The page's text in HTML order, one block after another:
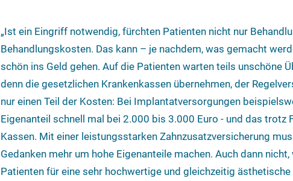
„Ist ein Eingriff notwendig, fürchten Patienten nicht nur
Behandlungskosten. Das kann – je nachdem, was gemacht
schön ins Geld gehen. Auf die Patienten warten teils unschöne
denn die gesetzlichen Krankenkassen übernehmen, der
nur einen Teil der Kosten: Bei Implantatversorgungen
Eigenanteil schnell mal bei 2.000 bis 3.000 Euro - und das trotz
Kassen. Mit einer leistungsstarken Zahnzusatzversicherung
Gedanken mehr um hohe Eigenanteile machen. Auch dann
Patienten für eine sehr hochwertige und gleichzeitig ästhetische